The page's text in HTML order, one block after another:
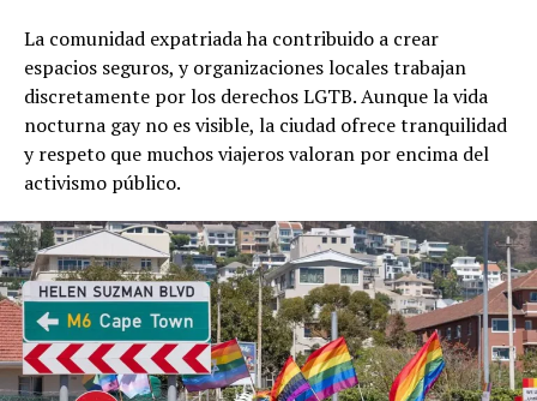
La comunidad expatriada ha contribuido a crear
espacios seguros, y organizaciones locales trabajan
discretamente por los derechos LGTB. Aunque la vida
nocturna gay no es visible, la ciudad ofrece tranquilidad
y respeto que muchos viajeros valoran por encima del
activismo público.